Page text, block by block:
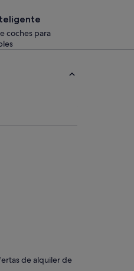
coches para
de alquiler de